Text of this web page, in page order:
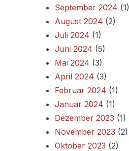
September 2024 (1)
August 2024 (2)
Juli 2024 (1)
Juni 2024 (5)
Mai 2024 (3)
April 2024 (3)
Februar 2024 (1)
Januar 2024 (1)
Dezember 2023 (1)
November 2023 (2)
Oktober 2023 (2)